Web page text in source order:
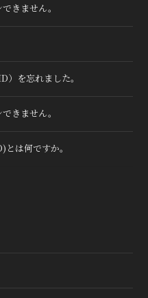
きません。
を忘れました。
きません。
は何ですか。